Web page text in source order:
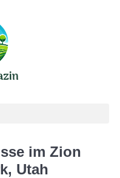
im Zion
Utah